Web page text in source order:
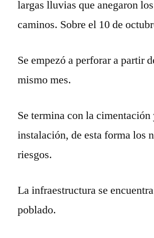
largas lluvias que anegaron
caminos. Sobre el 10 de
Se empezó a perforar a partir
mismo mes.
Se termina con la
instalación, de esta forma los
riesgos.
La infraestructura se
poblado.